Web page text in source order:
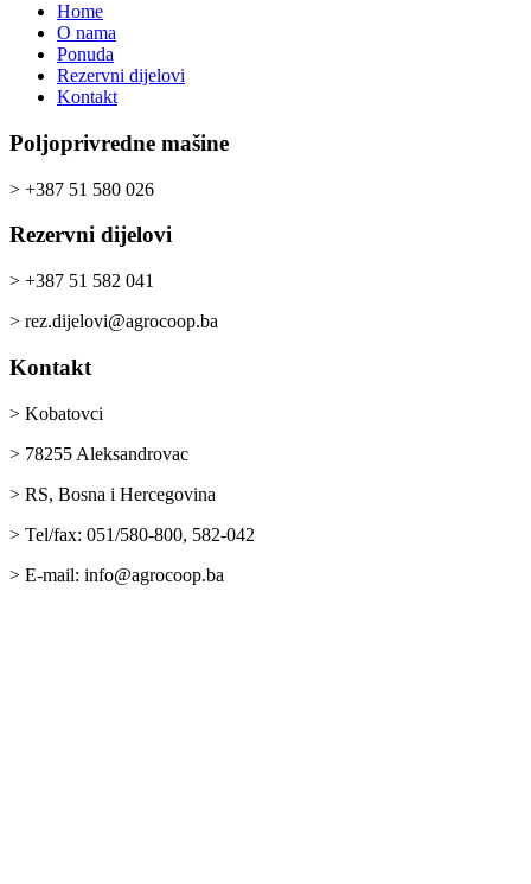
Home
O nama
Ponuda
Rezervni dijelovi
Kontakt
Poljoprivredne mašine
> +387 51 580 026
Rezervni dijelovi
> +387 51 582 041
> rez.dijelovi@agrocoop.ba
Kontakt
> Kobatovci
> 78255 Aleksandrovac
> RS, Bosna i Hercegovina
> Tel/fax: 051/580-800, 582-042
> E-mail: info@agrocoop.ba